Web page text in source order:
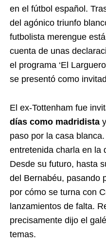
en el fútbol español.
del agónico triunfo
futbolista merengue
cuenta de unas
el programa ‘El
se presentó como
El ex-Tottenham fue
días como madridista
paso por la casa
entretenida charla en la
Desde su futuro, hasta
del Bernabéu, pasando
por cómo se turna con
lanzamientos de falta.
precisamente dijo el
temas.